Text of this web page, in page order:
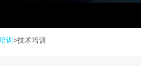
训 >技术培训